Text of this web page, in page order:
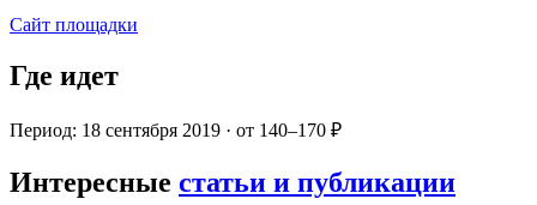
Сайт площадки
Где идет
Период: 18 сентября 2019 · от 140–170 ₽
Интересные статьи и публикации